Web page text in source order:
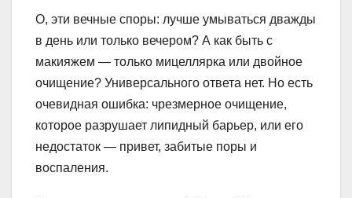
О, эти вечные споры: лучше умываться дважды
в день или только вечером? А как быть с
макияжем — только мицеллярка или двойное
очищение? Универсального ответа нет. Но есть
очевидная ошибка: чрезмерное очищение,
которое разрушает липидный барьер, или его
недостаток — привет, забитые поры и
воспаления.